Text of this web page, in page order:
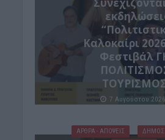
Καλοκαίρι
Φεστιβάλ
7 Αυγούστου 2026
ΑΡΘΡΑ - ΑΠΟΨΕΙΣ
ΔΉΜΟΣ